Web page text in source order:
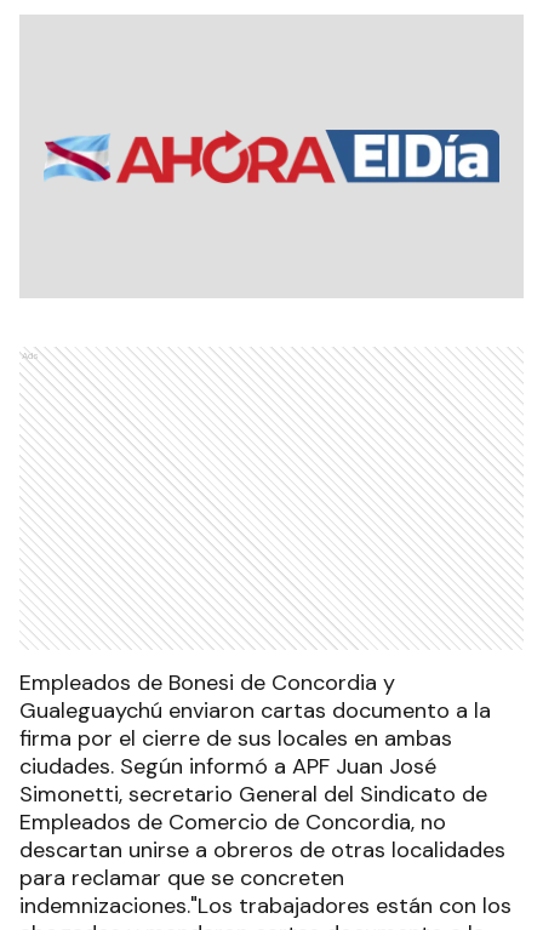
Ads
Empleados de Bonesi de Concordia y
Gualeguaychú enviaron cartas documento a la
firma por el cierre de sus locales en ambas
ciudades. Según informó a APF Juan José
Simonetti, secretario General del Sindicato de
Empleados de Comercio de Concordia, no
descartan unirse a obreros de otras localidades
para reclamar que se concreten
indemnizaciones."Los trabajadores están con los